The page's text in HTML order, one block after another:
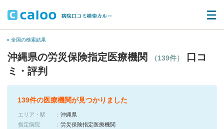
« 全国の検索結果
沖縄県の労災保険指定医療機関 （139件）
口コ
ミ・評判
139件の医療機関が見つかりました
エリア・駅
沖縄県
指定病院
労災保険指定医療機関